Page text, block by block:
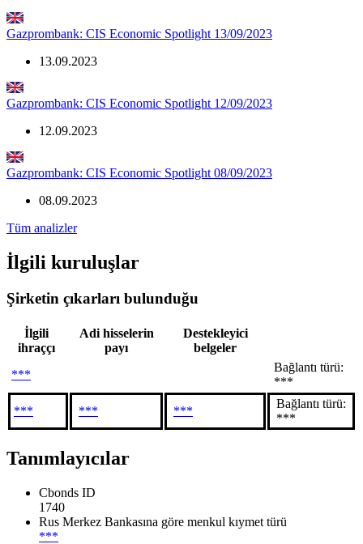
Gazprombank: CIS Economic Spotlight 13/09/2023
13.09.2023
Gazprombank: CIS Economic Spotlight 12/09/2023
12.09.2023
Gazprombank: CIS Economic Spotlight 08/09/2023
08.09.2023
Tüm analizler
İlgili kuruluşlar
Şirketin çıkarları bulunduğu
İlgili
ihraççı
Adi hisselerin
payı
Destekleyici
belgeler
***
Bağlantı türü:
***
*** *** ***
Bağlantı türü:
***
Tanımlayıcılar
Cbonds ID
1740
Rus Merkez Bankasına göre menkul kıymet türü
***